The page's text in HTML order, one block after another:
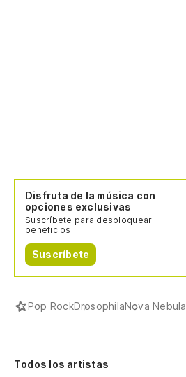
Disfruta de la música con
opciones exclusivas
Suscríbete para desbloquear
beneficios.
Suscríbete
Pop RockDrosophilaNova Nebula
Todos los artistas